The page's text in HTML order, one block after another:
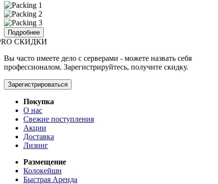
Подробнее
СКИДКИ
Вы часто имеете дело с серверами - можете назвать себя
профессионалом. Зарегистрируйтесь, получите скидку.
Зарегистрироваться
Покупка
О нас
Свежие поступления
Акции
Доставка
Лизинг
Размещение
Колокейшн
Быстрая Аренда